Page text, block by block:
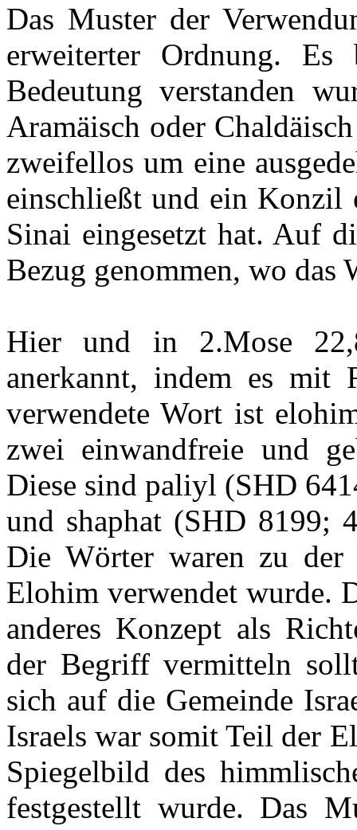
Das Muster der
erweiterter Ordnung.
Bedeutung verstanden
Aramäisch oder
zweifellos um eine
einschließt und ein Konzil
Sinai eingesetzt hat. Auf
Bezug genommen, wo
Hier und in 2.Mose
anerkannt, indem es mit
verwendete Wort ist
zwei einwandfreie und
Diese sind paliyl (SHD
und shaphat (SHD 8199;
Die Wörter waren zu
Elohim verwendet wurde.
anderes Konzept als
der Begriff vermitteln
sich auf die Gemeinde
Israels war somit Teil der
Spiegelbild des
festgestellt wurde. Das